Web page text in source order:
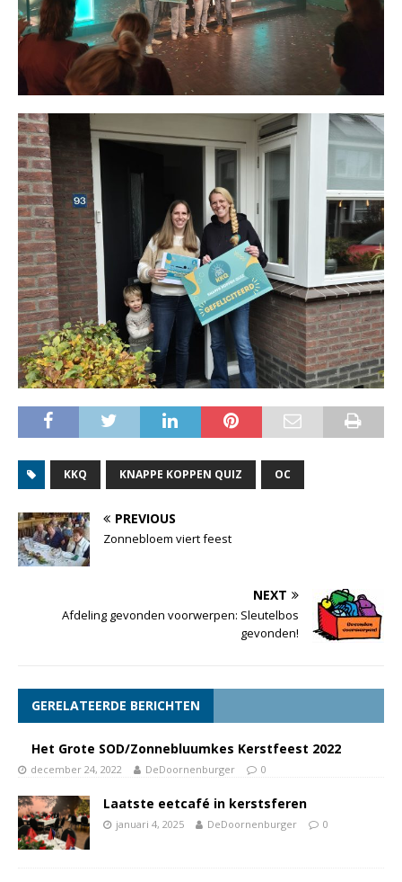
KKQ KNAPPE KOPPEN QUIZ OC
PREVIOUS
Zonnebloem viert feest
NEXT
Afdeling gevonden voorwerpen: Sleutelbos
gevonden!
GERELATEERDE BERICHTEN
Het Grote SOD/Zonnebluumkes Kerstfeest 2022
december 24, 2022 DeDoornenburger 0
Laatste eetcafé in kerstsferen
januari 4, 2025 DeDoornenburger 0